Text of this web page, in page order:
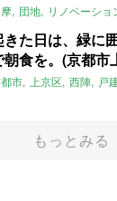
団地 リノベーショ
きた日は、緑に
朝食を。(京都
市 上京区 西陣 戸
もっとみる